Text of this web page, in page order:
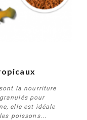
la nourriture
pour
elle est idéale
poissons...